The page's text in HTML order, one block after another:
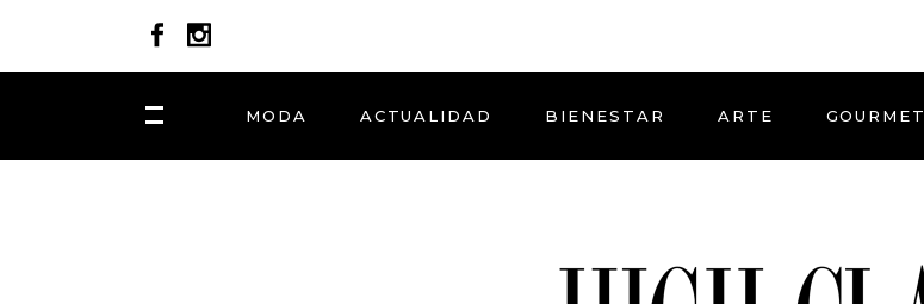
MODA ACTUALIDAD BIENESTAR ARTE GOURMET